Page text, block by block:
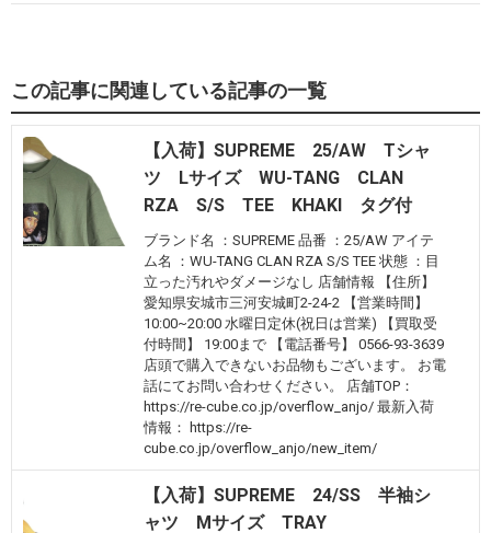
この記事に関連している記事の一覧
【入荷】SUPREME 25/AW Tシャ
ツ Lサイズ WU-TANG CLAN
RZA S/S TEE KHAKI タグ付
ブランド名 ：SUPREME 品番 ：25/AW アイテ
ム名 ：WU-TANG CLAN RZA S/S TEE 状態 ：目
立った汚れやダメージなし 店舗情報 【住所】
愛知県安城市三河安城町2-24-2 【営業時間】
10:00~20:00 水曜日定休(祝日は営業) 【買取受
付時間】 19:00まで 【電話番号】 0566-93-3639
店頭で購入できないお品物もございます。 お電
話にてお問い合わせください。 店舗TOP：
https://re-cube.co.jp/overflow_anjo/ 最新入荷
情報： https://re-
cube.co.jp/overflow_anjo/new_item/
【入荷】SUPREME 24/SS 半袖シ
ャツ Mサイズ TRAY